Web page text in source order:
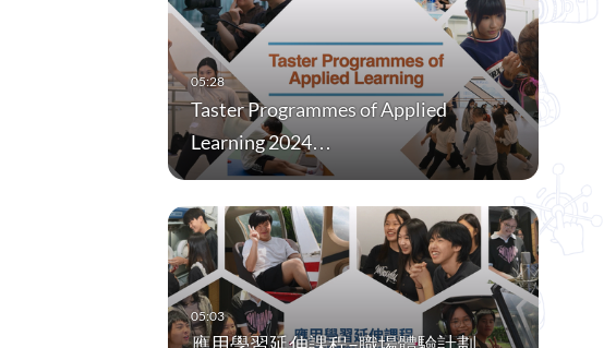
Taster Programmes of Applied
Learning 2024…